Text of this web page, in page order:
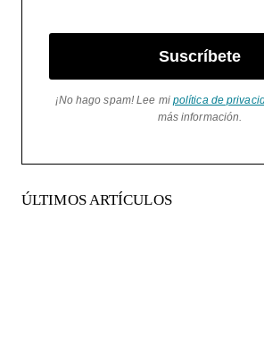
Suscríbete
¡No hago spam! Lee mi política de
más información.
ÚLTIMOS ARTÍCULOS